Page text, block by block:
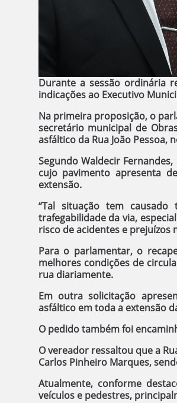
Durante a sessão ordinária
indicações ao Executivo
Na primeira proposição, o
secretário municipal de
asfáltico da Rua João Pessoa,
Segundo Waldecir
cujo pavimento apresenta
extensão.
“Tal situação tem
trafegabilidade da via,
risco de acidentes e prejuízos
Para o parlamentar, o
melhores condições de
rua diariamente.
Em outra solicitação
asfáltico em toda a extensão
O pedido também foi
O vereador ressaltou que a
Carlos Pinheiro Marques,
Atualmente, conforme
veículos e pedestres,